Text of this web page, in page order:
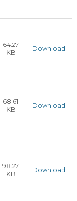
64.27
KB
Download
68.61
KB
Download
98.27
KB
Download